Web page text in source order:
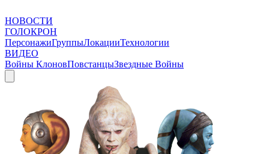
НОВОСТИ
ГОЛОКРОН
ПерсонажиГруппыЛокацииТехнологии
ВИДЕО
Войны КлоновПовстанцыЗвездные Войны